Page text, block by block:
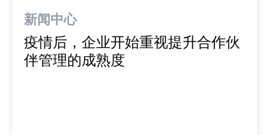
新闻中心
疫情后，企业开始重视提升合作伙
伴管理的成熟度